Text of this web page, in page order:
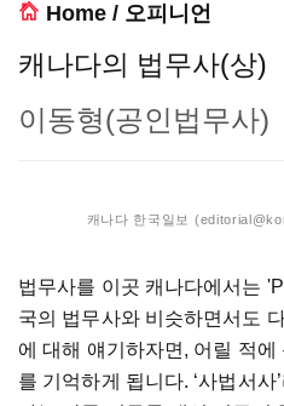
Home / 오피니언
캐나다의 법무사(상)
이동형(공인법무사)
캐나다 한국일보
법무사를 이곳 캐나다에서는
국의 법무사와 비슷하면서도
에 대해 얘기하자면, 어릴 적
를 기억하게 됩니다. ‘사법서사